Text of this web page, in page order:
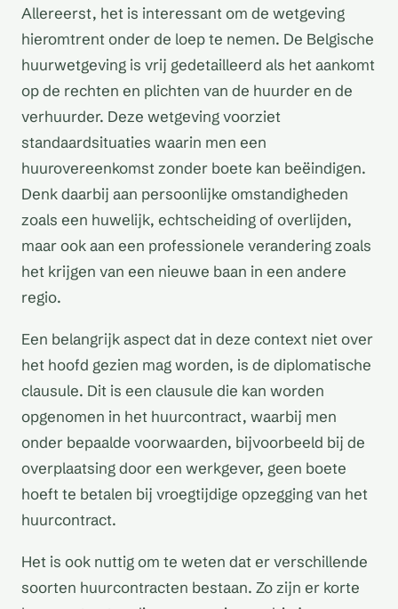
Allereerst, het is interessant om de wetgeving
hieromtrent onder de loep te nemen. De Belgische
huurwetgeving is vrij gedetailleerd als het aankomt
op de rechten en plichten van de huurder en de
verhuurder. Deze wetgeving voorziet
standaardsituaties waarin men een
huurovereenkomst zonder boete kan beëindigen.
Denk daarbij aan persoonlijke omstandigheden
zoals een huwelijk, echtscheiding of overlijden,
maar ook aan een professionele verandering zoals
het krijgen van een nieuwe baan in een andere
regio.
Een belangrijk aspect dat in deze context niet over
het hoofd gezien mag worden, is de diplomatische
clausule. Dit is een clausule die kan worden
opgenomen in het huurcontract, waarbij men
onder bepaalde voorwaarden, bijvoorbeeld bij de
overplaatsing door een werkgever, geen boete
hoeft te betalen bij vroegtijdige opzegging van het
huurcontract.
Het is ook nuttig om te weten dat er verschillende
soorten huurcontracten bestaan. Zo zijn er korte